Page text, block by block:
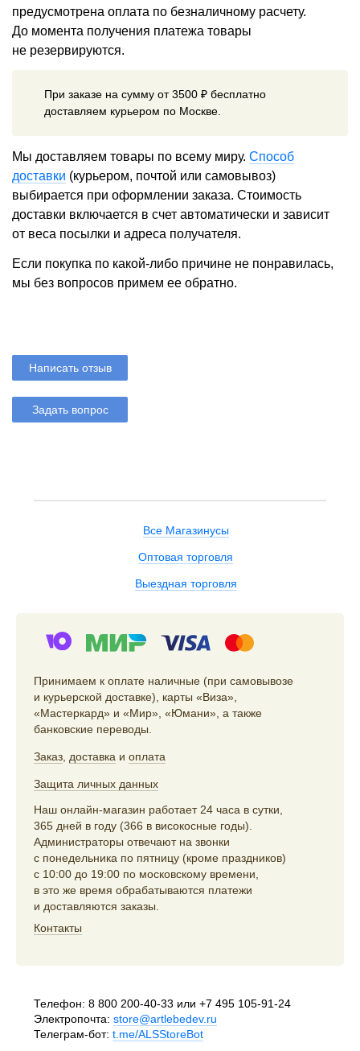
предусмотрена оплата по безналичному расчету.
До момента получения платежа товары
не резервируются.
При заказе на сумму от 3500 ₽ бесплатно
доставляем курьером по Москве.
Мы доставляем товары по всему миру. Способ
доставки (курьером, почтой или самовывоз)
выбирается при оформлении заказа. Стоимость
доставки включается в счет автоматически и зависит
от веса посылки и адреса получателя.
Если покупка по какой-либо причине не понравилась,
мы без вопросов примем ее обратно.
Написать отзыв
Задать вопрос
Все Магазинусы
Оптовая торговля
Выездная торговля
Принимаем к оплате наличные (при самовывозе
и курьерской доставке), карты «Виза»,
«Мастеркард» и «Мир», «Юмани», а также
банковские переводы.
Заказ доставка и оплата
Защита личных данных
Наш онлайн-магазин работает 24 часа в сутки,
365 дней в году (366 в високосные годы).
Администраторы отвечают на звонки
с понедельника по пятницу (кроме праздников)
с 10:00 до 19:00 по московскому времени,
в это же время обрабатываются платежи
и доставляются заказы.
Контакты
Телефон: 8 800 200-40-33 или +7 495 105-91-24
Электропочта: store@artlebedev.ru
Телеграм-бот: t.me/ALSStoreBot